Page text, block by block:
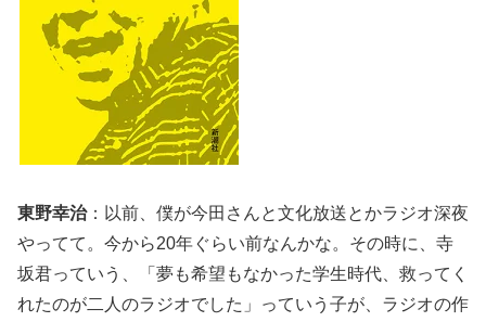
東野幸治：以前、僕が今田さんと文化放送とかラジオ深夜
やってて。今から20年ぐらい前なんかな。その時に、寺
坂君っていう、「夢も希望もなかった学生時代、救ってく
れたのが二人のラジオでした」っていう子が、ラジオの作